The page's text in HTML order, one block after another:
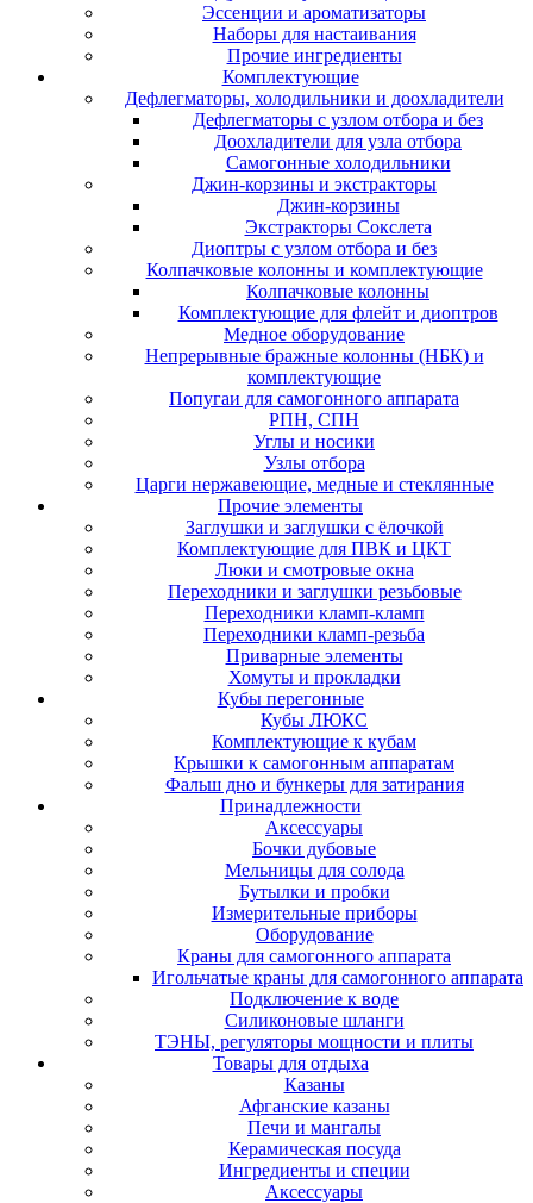
Эссенции и ароматизаторы
Наборы для настаивания
Прочие ингредиенты
Комплектующие
Дефлегматоры, холодильники и доохладители
Дефлегматоры с узлом отбора и без
Доохладители для узла отбора
Самогонные холодильники
Джин-корзины и экстракторы
Джин-корзины
Экстракторы Сокслета
Диоптры с узлом отбора и без
Колпачковые колонны и комплектующие
Колпачковые колонны
Комплектующие для флейт и диоптров
Медное оборудование
Непрерывные бражные колонны (НБК) и
комплектующие
Попугаи для самогонного аппарата
РПН, СПН
Углы и носики
Узлы отбора
Царги нержавеющие, медные и стеклянные
Прочие элементы
Заглушки и заглушки с ёлочкой
Комплектующие для ПВК и ЦКТ
Люки и смотровые окна
Переходники и заглушки резьбовые
Переходники кламп-кламп
Переходники кламп-резьба
Приварные элементы
Хомуты и прокладки
Кубы перегонные
Кубы ЛЮКС
Комплектующие к кубам
Крышки к самогонным аппаратам
Фальш дно и бункеры для затирания
Принадлежности
Аксессуары
Бочки дубовые
Мельницы для солода
Бутылки и пробки
Измерительные приборы
Оборудование
Краны для самогонного аппарата
Игольчатые краны для самогонного аппарата
Подключение к воде
Силиконовые шланги
ТЭНЫ, регуляторы мощности и плиты
Товары для отдыха
Казаны
Афганские казаны
Печи и мангалы
Керамическая посуда
Ингредиенты и специи
Аксессуары